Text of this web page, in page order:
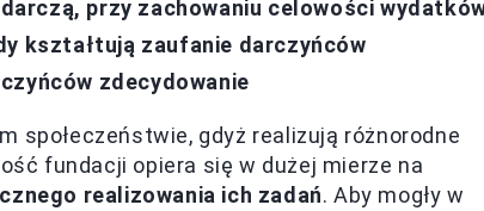
przy zachowaniu celowości
kształtują zaufanie darczyńców
zdecydowanie
społeczeństwie, gdyż realizują różnorodne
fundacji opiera się w dużej mierze na
realizowania ich zadań. Aby mogły w